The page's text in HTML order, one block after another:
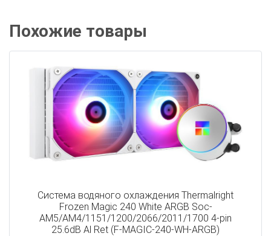
Похожие товары
Система водяного охлаждения Thermalright
Frozen Magic 240 White ARGB Soc-
AM5/AM4/1151/1200/2066/2011/1700 4-pin
25.6dB Al Ret (F-MAGIC-240-WH-ARGB)